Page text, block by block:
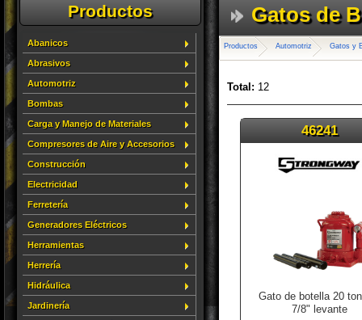
Productos
Abanicos
Abrasivos
Automotriz
Bombas
Carga y Manejo de Materiales
Compresores de Aire y Accesorios
Construcción
Electricidad
Ferretería
Generadores Eléctricos
Herramientas
Herrería
Hidráulica
Jardinería
Gatos de
Productos Automotriz Gatos y
Total: 12
46241
Gato de botella 20
7/8" levante